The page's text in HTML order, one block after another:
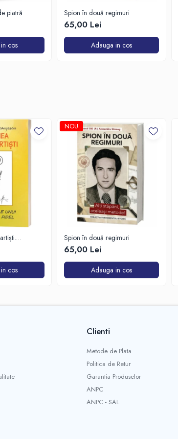
piatră
cos
Spion în două regimuri
65,00 Lei
Adauga in cos
fidel
cos
NOU
Spion în două regimuri
65,00 Lei
Adauga in cos
Clienti
Metode de Plata
Politica de Retur
Garantia Produselor
ANPC
ANPC - SAL